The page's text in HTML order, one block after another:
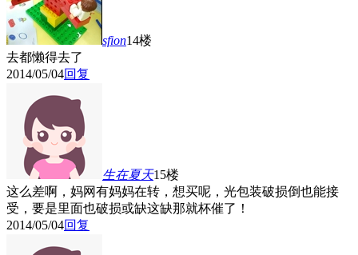
sfion14楼
去都懒得去了
2014/05/04回复
生在夏天15楼
这么差啊，妈网有妈妈在转，想买呢，光包装破损倒也能接
受，要是里面也破损或缺这缺那就杯催了！
2014/05/04回复